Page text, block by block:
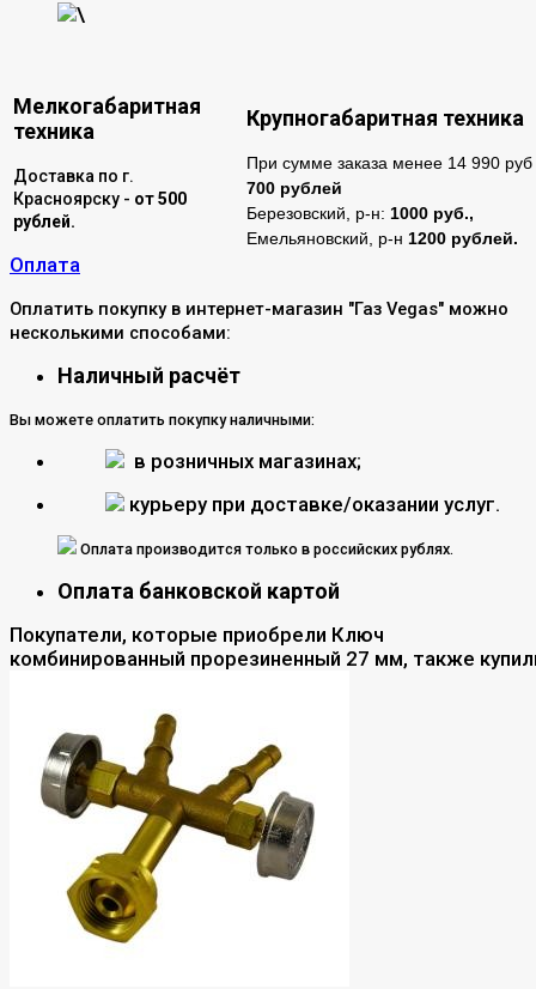
\
Мелкогабаритная
техника
Крупногабаритная техника
Доставка по г.
Красноярску - от 500
рублей.
При сумме заказа менее 14 990 руб
700 рублей
Березовский, р-н: 1000 руб.,
Емельяновский, р-н 1200 рублей.
Оплата
Оплатить покупку в интернет-магазин "Газ Vegas" можно
несколькими способами:
Наличный расчёт
Вы можете оплатить покупку наличными:
в розничных магазинах;
курьеру при доставке/оказании услуг.
Оплата производится только в российских рублях.
Оплата банковской картой
Покупатели, которые приобрели Ключ
комбинированный прорезиненный 27 мм, также